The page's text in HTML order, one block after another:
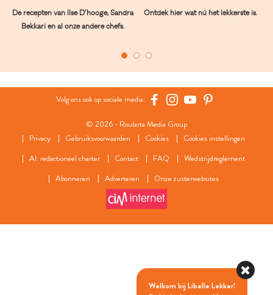
De recepten van Ilse D’hooge, Sandra
Bekkari en al onze andere chefs.
Ontdek hier wat nú het lekkerste is.
Volg ons ook op sociale media:
© 2026 - Roularta Media Group
Privacy
Gebruiksvoorwaarden Cookies
Cookies instellingen
AI: redactioneel charter
Contact FAQ
Wedstrijdreglement
Abonneren
Adverteren Onze zusterwebsites
Welkom bij Libelle Lekker!